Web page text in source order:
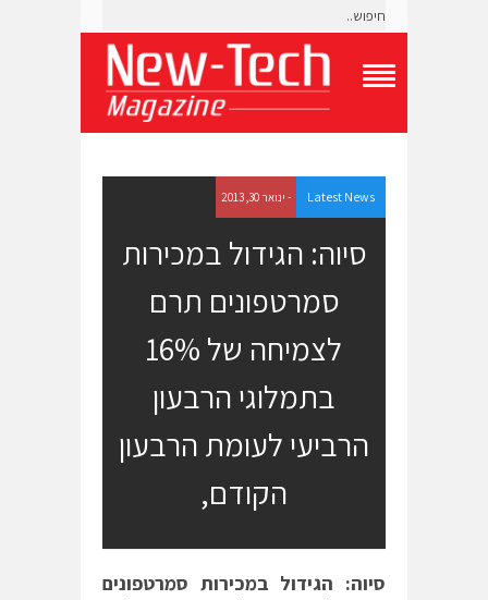
g
l
e
N
Latest News - ינואר 30, 2013
סיוה: הגידול במכירות
סמרטפונים תרם
לצמיחה של 16%
בתמלוגי הרבעון
הרביעי לעומת הרבעון
הקודם,
סיוה: הגידול במכירות סמרטפונים